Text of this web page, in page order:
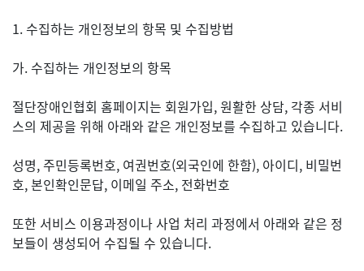
1. 수집하는 개인정보의 항목 및 수집방법
가. 수집하는 개인정보의 항목
절단장애인협회 홈페이지는 회원가입, 원활한 상담, 각종 서비
스의 제공을 위해 아래와 같은 개인정보를 수집하고 있습니다.
성명, 주민등록번호, 여권번호(외국인에 한함), 아이디, 비밀번
호, 본인확인문답, 이메일 주소, 전화번호
또한 서비스 이용과정이나 사업 처리 과정에서 아래와 같은 정
보들이 생성되어 수집될 수 있습니다.